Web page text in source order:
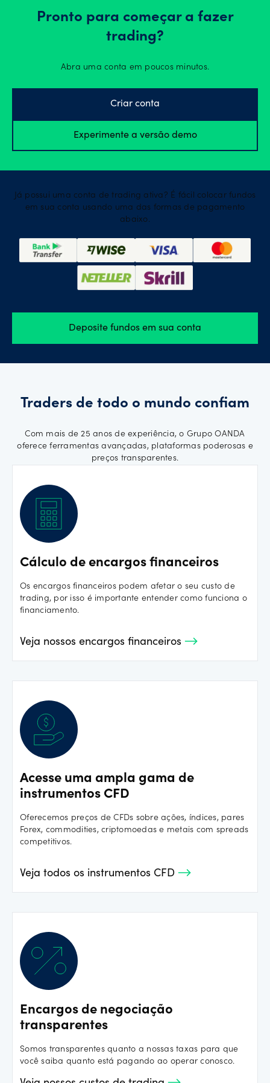
Pronto para começar a fazer
trading?
Abra uma conta em poucos minutos.
Criar conta
Experimente a versão demo
Já possui uma conta de trading ativa? É fácil colocar fundos
em sua conta usando uma das formas de pagamento
abaixo.
Deposite fundos em sua conta
Traders de todo o mundo confiam
Com mais de 25 anos de experiência, o Grupo OANDA
oferece ferramentas avançadas, plataformas poderosas e
preços transparentes.
Cálculo de encargos financeiros
Os encargos financeiros podem afetar o seu custo de
trading, por isso é importante entender como funciona o
financiamento.
Veja nossos encargos financeiros
Acesse uma ampla gama de
instrumentos CFD
Oferecemos preços de CFDs sobre ações, índices, pares
Forex, commodities, criptomoedas e metais com spreads
competitivos.
Veja todos os instrumentos CFD
Encargos de negociação
transparentes
Somos transparentes quanto a nossas taxas para que
você saiba quanto está pagando ao operar conosco.